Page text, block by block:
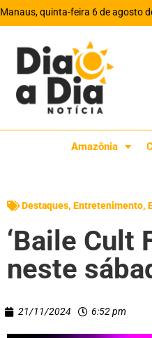
Manaus, quinta-feira 6 de agosto
Amazônia
Destaques, Entretenimento,
‘Baile Cult
neste
21/11/2024 6:52 pm